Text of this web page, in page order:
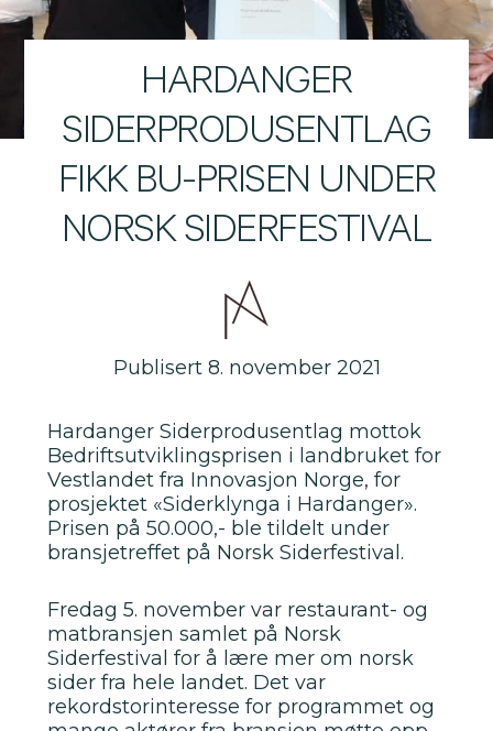
HARDANGER
SIDERPRODUSENTLAG
FIKK BU-PRISEN UNDER
NORSK SIDERFESTIVAL
Publisert 8. november 2021
Hardanger Siderprodusentlag mottok
Bedriftsutviklingsprisen i landbruket for
Vestlandet fra Innovasjon Norge, for
prosjektet «Siderklynga i Hardanger».
Prisen på 50.000,- ble tildelt under
bransjetreffet på Norsk Siderfestival.
Fredag 5. november var restaurant- og
matbransjen samlet på Norsk
Siderfestival for å lære mer om norsk
sider fra hele landet. Det var
rekordstorinteresse for programmet og